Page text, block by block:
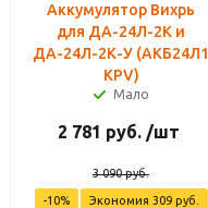
Аккумулятор Вихрь
для ДА-24Л-2К и
ДА-24Л-2К-У (АКБ24Л1
KPV)
Мало
2 781 руб. /шт
3 090руб.
-10% Экономия 309руб.